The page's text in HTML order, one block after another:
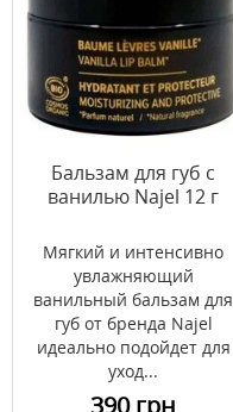
Бальзам для губ с
ванилью Najel 12 г
Мягкий и интенсивно
увлажняющий
ванильный бальзам для
губ от бренда Najel
идеально подойдет для
уход...
390 грн